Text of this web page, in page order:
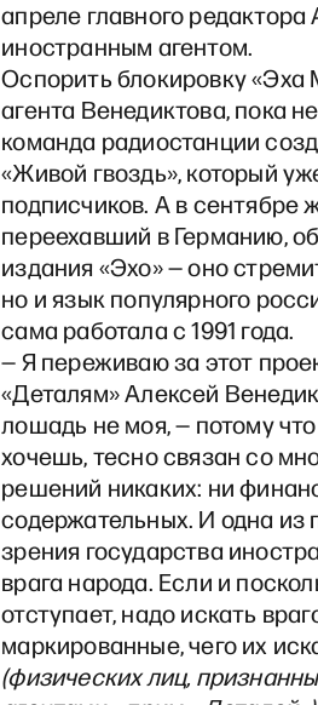
апреле главного
иностранным агентом.
Оспорить блокировку «Эха
агента Венедиктова, пока
команда радиостанции
«Живой гвоздь», который
подписчиков. А в сентябре
переехавший в Германию,
издания «Эхо» — оно
но и язык популярного
сама работала с 1991 года.
— Я переживаю за этот
«Деталям» Алексей
лошадь не моя, — потому
хочешь, тесно связан со
решений никаких: ни
содержательных. И одна из
зрения государства
врага народа. Если и
отступает, надо искать
маркированные, чего их
(физических лиц,